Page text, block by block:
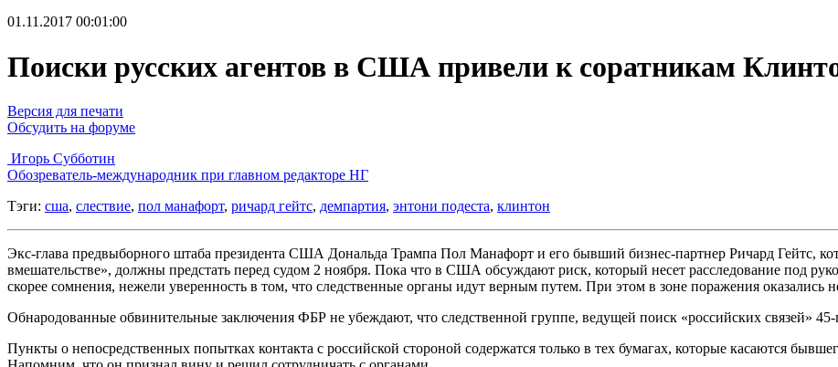
01.11.2017 00:01:00
Поиски русских агентов в США привели к соратникам
Версия для печати
Обсудить на форуме
Игорь Субботин
Обозреватель-международник при главном редакторе НГ
Тэги: сша, слествие, пол манафорт, ричард гейтс, демпартия, энтони подеста, клинтон
Экс-глава предвыборного штаба президента США Дональда Трампа Пол Манафорт и его бывший бизнес-партнер Ричард Гейтс,
вмешательстве», должны предстать перед судом 2 ноября. Пока что в США обсуждают риск, который несет расследование под
скорее сомнения, нежели уверенность в том, что следственные органы идут верным путем. При этом в зоне поражения
Обнародованные обвинительные заключения ФБР не убеждают, что следственной группе, ведущей поиск «российских связей»
Пункты о непосредственных попытках контакта с российской стороной содержатся только в тех бумагах, которые касаются